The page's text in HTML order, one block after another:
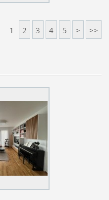
1 2 3 4 5 > >>